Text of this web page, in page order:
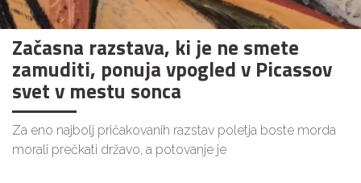
Začasna razstava, ki je ne smete
zamuditi, ponuja vpogled v Picassov
svet v mestu sonca
Za eno najbolj pričakovanih razstav poletja boste morda
morali prečkati državo, a potovanje je